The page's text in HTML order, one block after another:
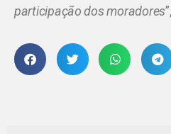
participação dos moradores